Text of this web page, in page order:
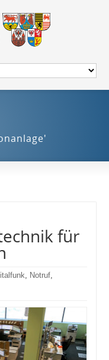
für
, Notruf,